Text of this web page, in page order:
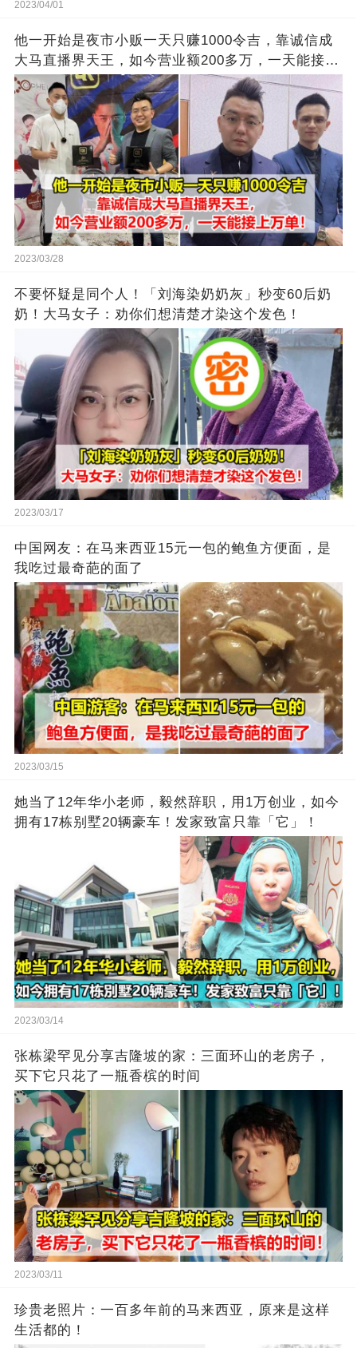
2023/04/01
他一开始是夜市小贩一天只赚1000令吉，靠诚信成
大马直播界天王，如今营业额200多万，一天能接上
万单
2023/03/28
不要怀疑是同个人！「刘海染奶奶灰」秒变60后奶
奶！大马女子：劝你们想清楚才染这个发色！
2023/03/17
中国网友：在马来西亚15元一包的鲍鱼方便面，是
我吃过最奇葩的面了
2023/03/15
她当了12年华小老师，毅然辞职，用1万创业，如今
拥有17栋别墅20辆豪车！发家致富只靠「它」！
2023/03/14
张栋梁罕见分享吉隆坡的家：三面环山的老房子，
买下它只花了一瓶香槟的时间
2023/03/11
珍贵老照片：一百多年前的马来西亚，原来是这样
生活都的！